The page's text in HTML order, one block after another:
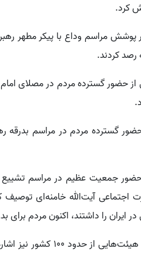
کرد.
پوشش مراسم وداع با پیکر مطهر
کردند.
از حضور گسترده مردم در مصلای
حضور گسترده مردم در مراسم
حضور جمعیت عظیم در مراسم
اجتماعی آیت‌الله خامنه‌ای
ایران را داشتند، اکنون مردم برای
در گزارش تلگراف، به